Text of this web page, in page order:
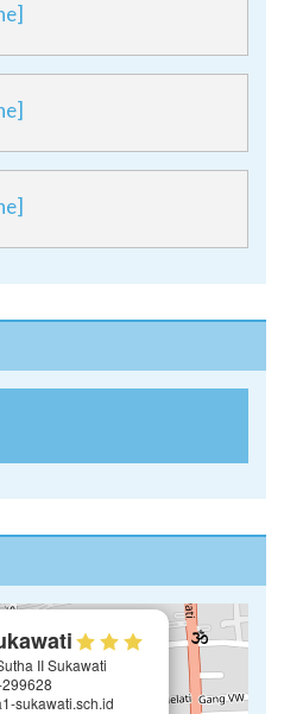
II Sukawati
sukawati.sch.id